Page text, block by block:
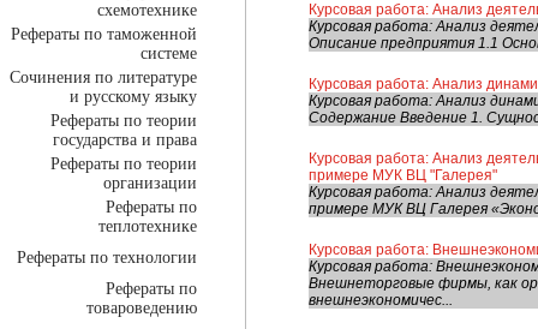
схемотехнике
Рефераты по таможенной
системе
Сочинения по литературе
и русскому языку
Рефераты по теории
государства и права
Рефераты по теории
организации
Рефераты по
теплотехнике
Рефераты по технологии
Рефераты по
товароведению
Курсовая работа: Анализ
Курсовая работа: Анализ
Описание предприятия 1.1
Курсовая работа: Анализ
Курсовая работа: Анализ
Содержание Введение 1.
Курсовая работа: Анализ
примере МУК ВЦ "Галерея"
Курсовая работа: Анализ
примере МУК ВЦ Галерея
Курсовая работа:
Курсовая работа:
Внешнеторговые фирмы, как
внешнеэкономичес...